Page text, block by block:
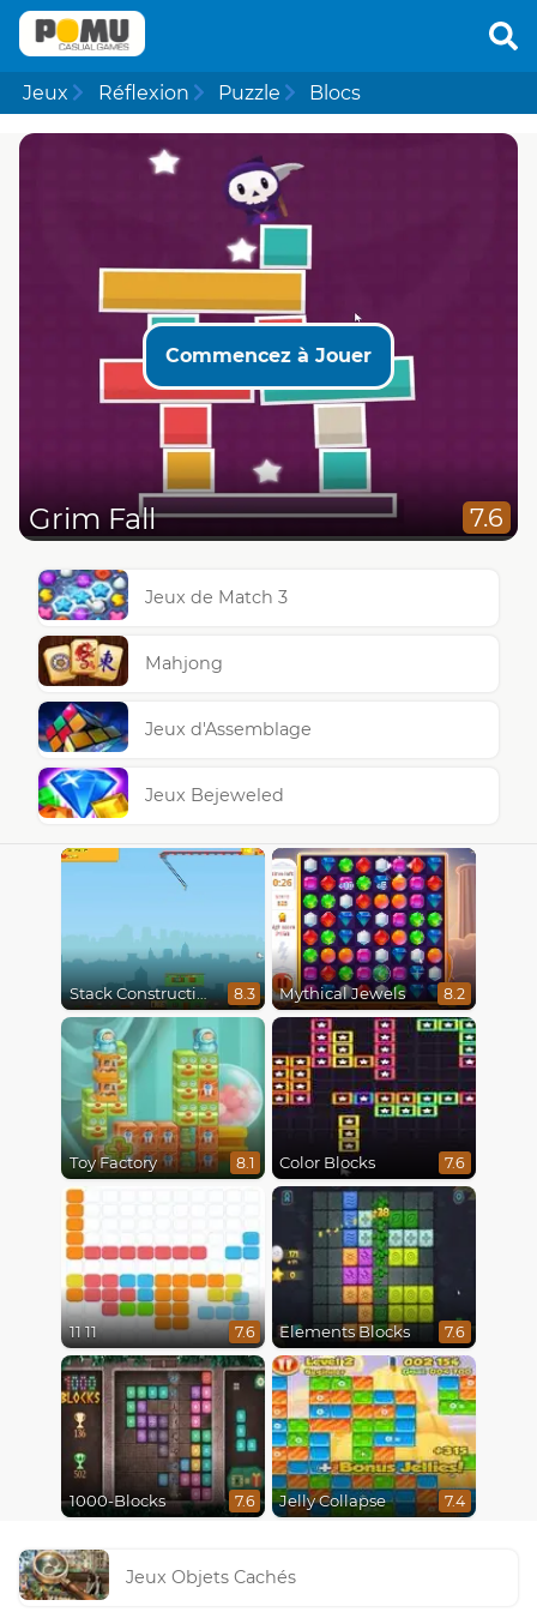
Jeux Réflexion Puzzle Blocs
Commencez à Jouer
Grim Fall 7.6
Jeux de Match 3
Mahjong
Jeux d'Assemblage
Jeux Bejeweled
Stack Construction 8.3 Mythical Jewels 8.2
Toy Factory 8.1 Color Blocks 7.6
11 11 7.6 Elements Blocks 7.6
1000-Blocks 7.6 Jelly Collapse 7.4
Jeux Objets Cachés